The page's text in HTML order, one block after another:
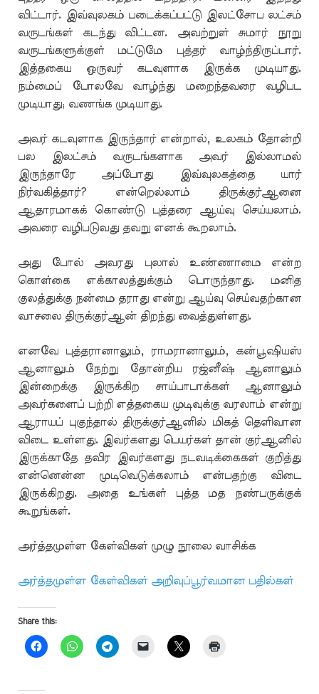
விட்டார். இவ்வுலகம் படைக்கப்பட்டு இலட்சோப லட்சம்
வருடங்கள் கடந்து விட்டன. அவற்றுள் சுமார் நூறு
வருடங்களுக்குள் மட்டுமே புத்தர் வாழ்ந்திருப்பார்.
இத்தகைய ஒருவர் கடவுளாக இருக்க முடியாது.
நம்மைப் போலவே வாழ்ந்து மறைந்தவரை வழிபட
முடியாது; வணங்க முடியாது.
அவர் கடவுளாக இருந்தார் என்றால், உலகம் தோன்றி
பல இலட்சம் வருடங்களாக அவர் இல்லாமல்
இருந்தாரே அப்போது இவ்வுலகத்தை யார்
நிர்வகித்தார்? என்றெல்லாம் திருக்குர்ஆனை
ஆதாரமாகக் கொண்டு புத்தரை ஆய்வு செய்யலாம்.
அவரை வழிபடுவது தவறு எனக் கூறலாம்.
அது போல் அவரது புலால் உண்ணாமை என்ற
கொள்கை எக்காலத்துக்கும் பொருந்தாது. மனித
குலத்துக்கு நன்மை தராது என்று ஆய்வு செய்வதற்கான
வாசலை திருக்குர்ஆன் திறந்து வைத்துள்ளது.
எனவே புத்தரானாலும், ராமரானாலும், கன்பூஷியஸ்
ஆனாலும் நேற்று தோன்றிய ரஜ்னீஷ் ஆனாலும்
இன்றைக்கு இருக்கிற சாய்பாபாக்கள் ஆனாலும்
அவர்களைப் பற்றி எத்தகைய முடிவுக்கு வரலாம் என்று
ஆராயப் புகுந்தால் திருக்குர்ஆனில் மிகத் தெளிவான
விடை உள்ளது. இவர்களது பெயர்கள் தான் குர்ஆனில்
இருக்காதே தவிர இவர்களது நடவடிக்கைகள் குறித்து
என்னென்ன முடிவெடுக்கலாம் என்பதற்கு விடை
இருக்கிறது. அதை உங்கள் புத்த மத நண்பருக்குக்
கூறுங்கள்.
அர்த்தமுள்ள கேள்விகள் முழு நூலை வாசிக்க
அர்த்தமுள்ள கேள்விகள் அறிவுப்பூர்வமான பதில்கள்
Share this: